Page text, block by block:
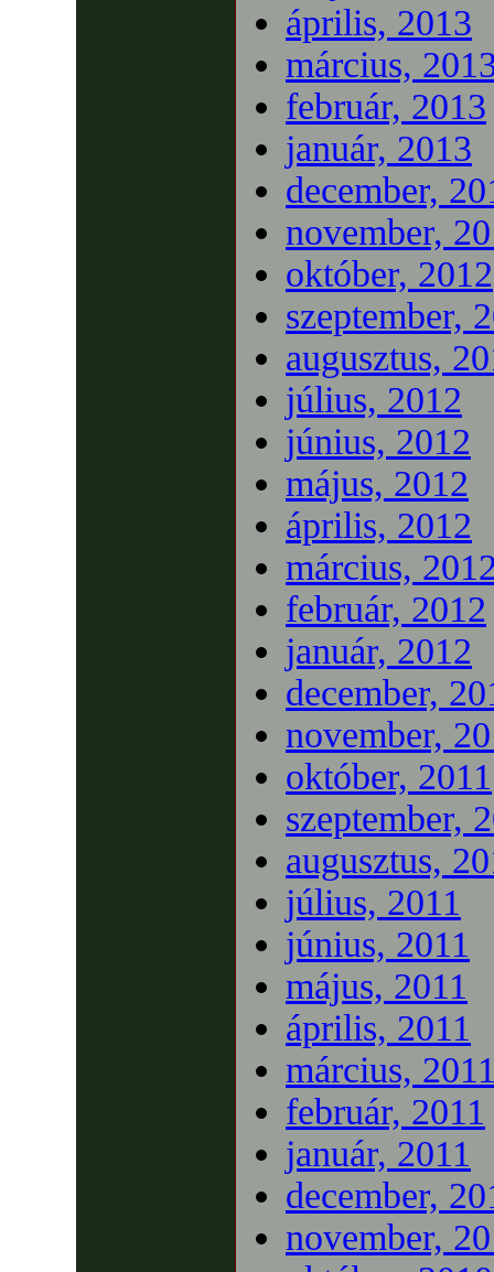
április, 2013
március,
február, 2013
január, 2013
december,
november,
október, 2012
szeptember,
augusztus,
július, 2012
június, 2012
május, 2012
április, 2012
március,
február, 2012
január, 2012
december,
november,
október, 2011
szeptember,
augusztus,
július, 2011
június, 2011
május, 2011
április, 2011
március,
február, 2011
január, 2011
december,
november,